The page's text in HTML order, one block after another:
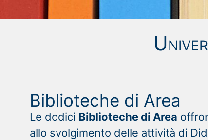
Biblioteche di Area
Le dodici Biblioteche di Area
allo svolgimento delle attività di